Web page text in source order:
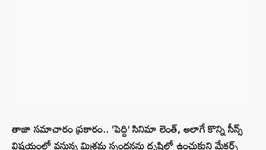
తాజా సమాచారం ప్రకారం.. ‘పెద్ది’ సినిమా లెంత్, అలాగే కొన్ని సీన్స్
విషయంలో వస్తున్న మిశ్రమ స్పందనను దృష్టిలో ఉంచుకుని మేకర్స్